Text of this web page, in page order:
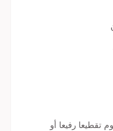
تقطيعا رفيعا أو